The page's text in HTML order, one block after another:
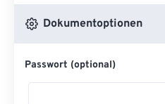
Dokumentoptionen
Passwort (optional)